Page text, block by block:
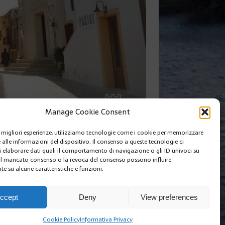
Manage Cookie Consent
migliori esperienze, utilizziamo tecnologie come i cookie per memorizzare
alle informazioni del dispositivo. Il consenso a queste tecnologie ci
elaborare dati quali il comportamento di navigazione o gli ID univoci su
mancato consenso o la revoca del consenso possono influire
su alcune caratteristiche e funzioni.
Deny View preferences
Cookie PolicyInformativa Privacy
SUIVANT
SIAMO COOKIE POLICY (EU)